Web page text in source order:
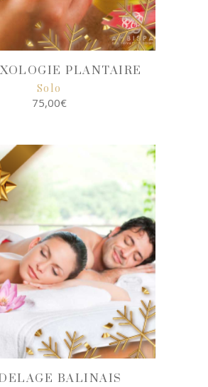
PLANTAIRE
Solo
75,00€
SELECT
OPTIONS
BALINAIS